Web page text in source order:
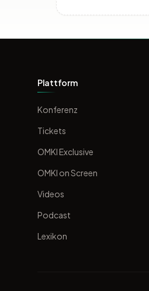
Plattform
Konferenz
Tickets
OMKI Exclusive
OMKI on Screen
Videos
Podcast
Lexikon